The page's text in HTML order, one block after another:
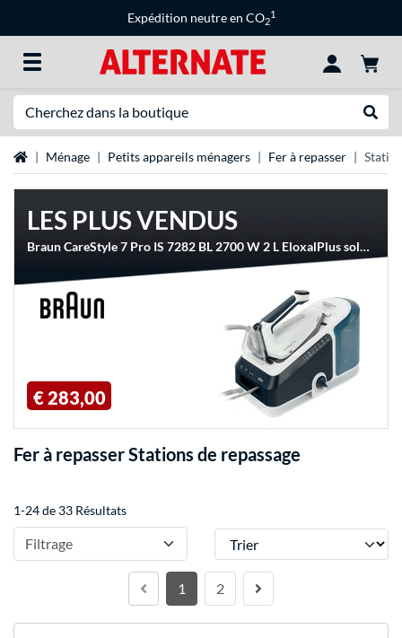
Expédition neutre en CO2
1
Page d'accueil
Ménage Petits appareils ménagers Fer à repasser
LES PLUS VENDUS
Braun CareStyle 7 Pro IS 7282 BL 2700 W 2 L EloxalPlus soleplate Bleu, Centrales à vapeur
€ 283,00
Fer à repasser Stations de repassage
1-24 de 33 Résultats
Filtrage Trier
1 2